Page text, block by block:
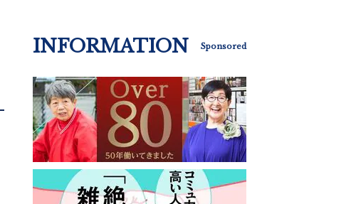
INFORMATION Sponsored